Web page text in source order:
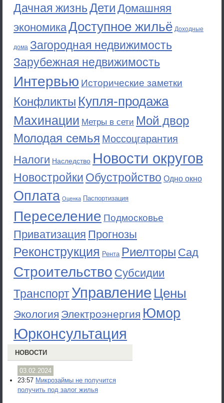
Дачная жизньДети Домашняя
экономикаДоступное жильё Доходные
дома Загородная недвижимость
Зарубежная недвижимость
Интервью Исторические заметки
Конфликты Купля-продажа
Махинации Метры в сети Мой двор
Молодая семья Моссоцгарантия
Налоги Наследство Новости округов
Новостройки Обустройство Одно окно
Оплата Оценка Паспортизация
Переселение Подмосковье
Приватизация Прогнозы
Реконструкция Рента Риелторы Сад
Строительство Субсидии
ТранспортУправление Цены
Экология Электроэнергия Юмор
Юрконсультация
НОВОСТИ
03.02.2024
23:57 Микрозаймы не получится
получить под залог жилья